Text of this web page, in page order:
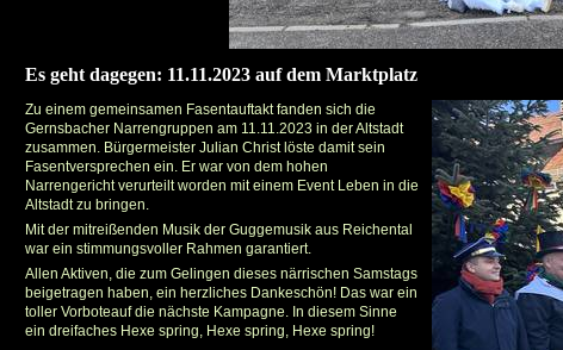
Es geht dagegen: 11.11.2023 auf dem Marktplatz
Zu einem gemeinsamen Fasentauftakt fanden sich die
Gernsbacher Narrengruppen am 11.11.2023 in der Altstadt
zusammen. Bürgermeister Julian Christ löste damit sein
Fasentversprechen ein. Er war von dem hohen
Narrengericht verurteilt worden mit einem Event Leben in die
Altstadt zu bringen.
Mit der mitreißenden Musik der Guggemusik aus Reichental
war ein stimmungsvoller Rahmen garantiert.
Allen Aktiven, die zum Gelingen dieses närrischen Samstags
beigetragen haben, ein herzliches Dankeschön! Das war ein
toller Vorboteauf die nächste Kampagne. In diesem Sinne
ein dreifaches Hexe spring, Hexe spring, Hexe spring!